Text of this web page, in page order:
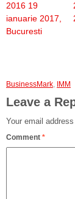
2016 19
ianuarie 2017,
Bucuresti
BusinessMark, IMM
Leave a
Your email
Comment *